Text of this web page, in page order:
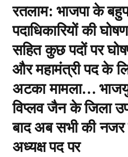
रतलाम: भाजपा के
पदाधिकारियों की
सहित कुछ पदों पर
और महामंत्री पद के
अटका मामला…
विप्लव जैन के जिला
बाद अब सभी की नजर
अध्यक्ष पद पर